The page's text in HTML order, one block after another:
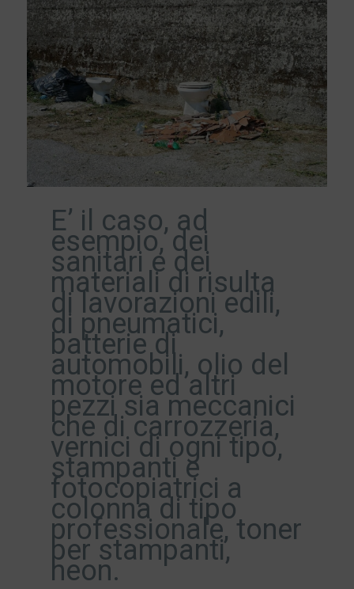
E’ il caso, ad
esempio, dei
sanitari e dei
materiali di risulta
di lavorazioni edili,
di pneumatici,
batterie di
automobili, olio del
motore ed altri
pezzi sia meccanici
che di carrozzeria,
vernici di ogni tipo,
stampanti e
fotocopiatrici a
colonna di tipo
professionale, toner
per stampanti,
neon.